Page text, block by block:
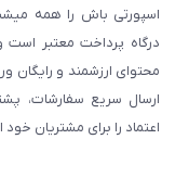
اسپورتی‌ باش را همه
محتوای ارزشمند و
ارسال سریع سفارشات،
اعتماد را برای مشتریان